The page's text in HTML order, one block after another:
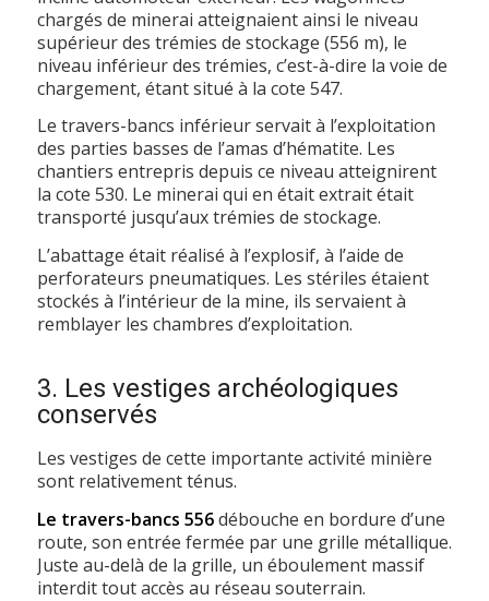
chargés de minerai atteignaient ainsi le niveau
supérieur des trémies de stockage (556 m), le
niveau inférieur des trémies, c’est-à-dire la voie de
chargement, étant situé à la cote 547.
Le travers-bancs inférieur servait à l’exploitation
des parties basses de l’amas d’hématite. Les
chantiers entrepris depuis ce niveau atteignirent
la cote 530. Le minerai qui en était extrait était
transporté jusqu’aux trémies de stockage.
L’abattage était réalisé à l’explosif, à l’aide de
perforateurs pneumatiques. Les stériles étaient
stockés à l’intérieur de la mine, ils servaient à
remblayer les chambres d’exploitation.
3. Les vestiges archéologiques
conservés
Les vestiges de cette importante activité minière
sont relativement ténus.
Le travers-bancs 556débouche en bordure d’une
route, son entrée fermée par une grille métallique.
Juste au-delà de la grille, un éboulement massif
interdit tout accès au réseau souterrain.